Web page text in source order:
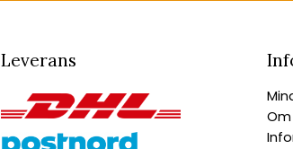
Leverans